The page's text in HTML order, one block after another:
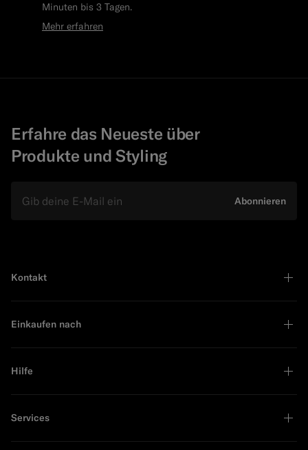
Minuten bis 3 Tagen.
Mehr erfahren
Erfahre das Neueste über
Produkte und Styling
Abonnieren
Kontakt
Einkaufen nach
Hilfe
Services